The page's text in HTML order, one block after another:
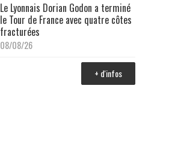
Le Lyonnais Dorian Godon a terminé
le Tour de France avec quatre côtes
fracturées
08/08/26
+ d'infos